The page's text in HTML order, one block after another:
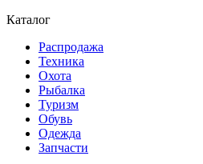
Каталог
Распродажа
Техника
Охота
Рыбалка
Туризм
Обувь
Одежда
Запчасти